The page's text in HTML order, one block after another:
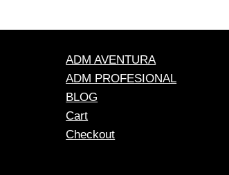
ADM AVENTURA
ADM PROFESIONAL
BLOG
Cart
Checkout